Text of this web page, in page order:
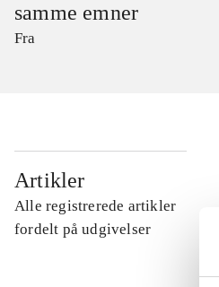
samme emner
Fra
Artikler
Alle registrerede artikler
fordelt på udgivelser